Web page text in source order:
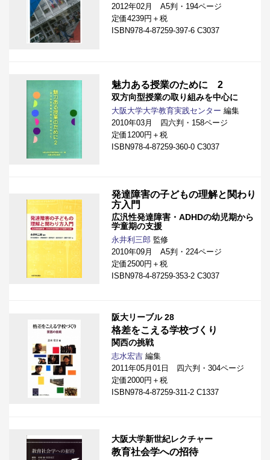
2012年02月 A5判・194ページ
定価4239円＋税
ISBN978-4-87259-397-6 C3037
魅力ある授業のために 2
双方向型授業の取り組みを中心に
大阪大学大学教育実践センター 編集
2010年03月 四六判・158ページ
定価1200円＋税
ISBN978-4-87259-360-0 C3037
発達障害の子どもの理解と関わり
方入門
広汎性発達障害・ADHDの幼児期から
学童期の支援
永井利三郎 監修
2010年09月 A5判・224ページ
定価2500円＋税
ISBN978-4-87259-353-2 C3037
阪大リーブル 28
格差をこえる学校づくり
関西の挑戦
志水宏吉 編集
2011年05月01日 四六判・304ページ
定価2000円＋税
ISBN978-4-87259-311-2 C1337
大阪大学新世紀レクチャー
教育社会学への招待